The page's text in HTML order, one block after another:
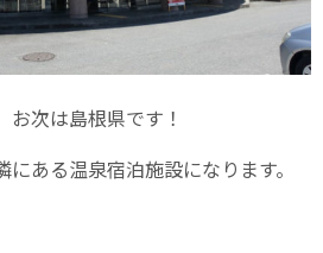
お次は島根県です！
ある温泉宿泊施設になります。